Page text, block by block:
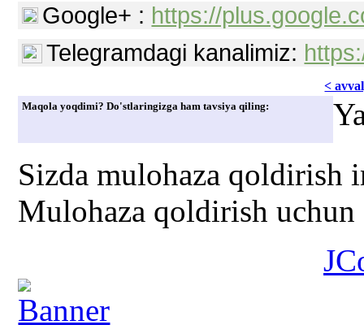
Google+ : https://
Telegramdagi kanalimiz:
<
Maqola yoqdimi? Do'stlaringizga ham tavsiya qiling:
Sizda mulohaza qoldirish
Mulohaza qoldirish